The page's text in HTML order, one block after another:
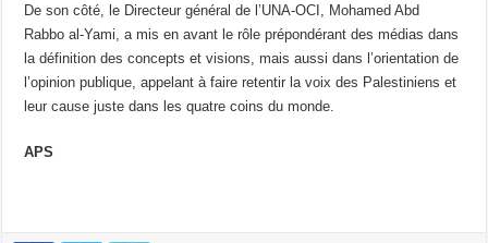
De son côté, le Directeur général de l’UNA-OCI, Mohamed Abd
Rabbo al-Yami, a mis en avant le rôle prépondérant des médias dans
la définition des concepts et visions, mais aussi dans l’orientation de
l’opinion publique, appelant à faire retentir la voix des Palestiniens et
leur cause juste dans les quatre coins du monde.
APS